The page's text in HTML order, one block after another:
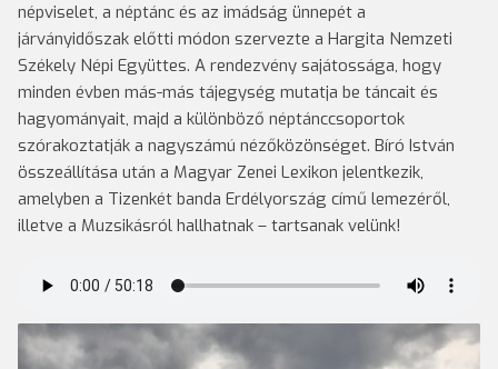
népviselet, a néptánc és az imádság ünnepét a
járványidőszak előtti módon szervezte a Hargita Nemzeti
Székely Népi Együttes. A rendezvény sajátossága, hogy
minden évben más-más tájegység mutatja be táncait és
hagyományait, majd a különböző néptánccsoportok
szórakoztatják a nagyszámú nézőközönséget. Bíró István
összeállítása után a Magyar Zenei Lexikon jelentkezik,
amelyben a Tizenkét banda Erdélyország című lemezéről,
illetve a Muzsikásról hallhatnak – tartsanak velünk!